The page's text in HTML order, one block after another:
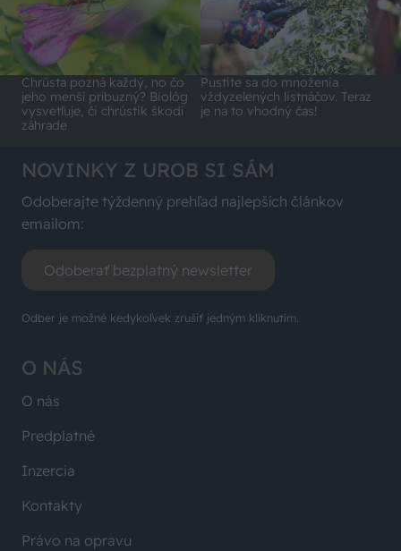
Chrústa pozná každý, no čo
jeho menší príbuzný? Biológ
vysvetľuje, či chrústik škodí
záhrade
Pustite sa do množenia
vždyzelených listnáčov. Teraz
je na to vhodný čas!
O NÁS
O nás
Predplatné
Inzercia
Kontakty
Právo na opravu
NOVINKY Z UROB SI SÁM
Odoberajte týždenný prehľad najlepších článkov
emailom:
Odoberať bezplatný newsletter
Odber je možné kedykoľvek zrušiť jedným kliknutím.